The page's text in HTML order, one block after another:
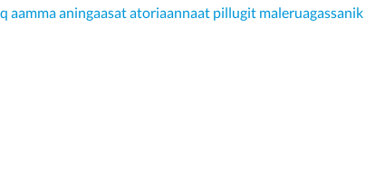
aningaasat atoriaannaat pillugit maleruagassanik